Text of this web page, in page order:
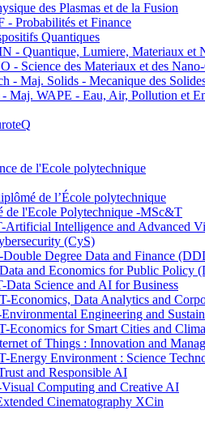
des Plasmas et de la Fusion
Probabilités et Finance
Quantiques
- Quantique, Lumiere, Materiaux et
- Science des Materiaux et des
- Maj. Solids - Mecanique des
Maj. WAPE - Eau, Air, Pollution et
de l'Ecole polytechnique
de l’École polytechnique
de l'Ecole Polytechnique -MSc&T
Intelligence and Advanced
(CyS)
Degree Data and Finance
and Economics for Public Policy
Science and AI for Business
Economics, Data Analytics and
Engineering and
Economics for Smart Cities and
of Things : Innovation and
Energy Environment : Science
and Responsible AI
Computing and Creative AI
Cinematography XCin